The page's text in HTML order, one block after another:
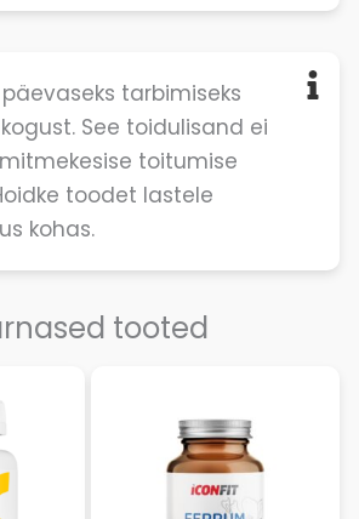
tarbimiseks
See toidulisand ei
toitumise
toodet lastele
kohas.
tooted